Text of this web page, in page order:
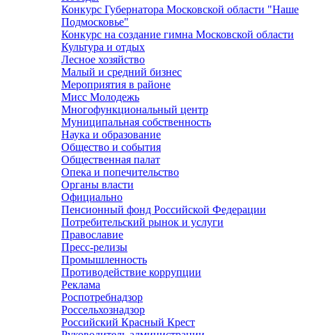
Конкурс Губернатора Московской области "Наше
Подмосковье"
Конкурс на создание гимна Московской области
Культура и отдых
Лесное хозяйство
Малый и средний бизнес
Мероприятия в районе
Мисс Молодежь
Многофункциональный центр
Муниципальная собственность
Наука и образование
Общество и события
Общественная палат
Опека и попечительство
Органы власти
Официально
Пенсионный фонд Российской Федерации
Потребительский рынок и услуги
Православие
Пресс-релизы
Промышленность
Противодействие коррупции
Реклама
Роспотребнадзор
Россельхознадзор
Российский Красный Крест